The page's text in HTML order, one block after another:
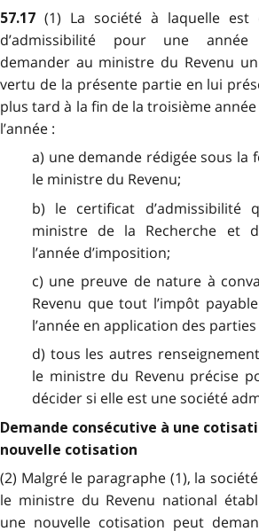
57.17 (1) La société à laquelle est
d’admissibilité pour une année
demander au ministre du Revenu
vertu de la présente partie en lui
plus tard à la fin de la troisième
l’année :
a) une demande rédigée sous la
le ministre du Revenu;
b) le certificat
ministre de la Recherche et
l’année d’imposition;
c) une preuve de nature à
Revenu que tout l’impôt
l’année en application des parties
d) tous les autres
le ministre du Revenu précise
décider si elle est une société
Demande consécutive à une
nouvelle cotisation
(2) Malgré le paragraphe (1), la
le ministre du Revenu national
une nouvelle cotisation peut